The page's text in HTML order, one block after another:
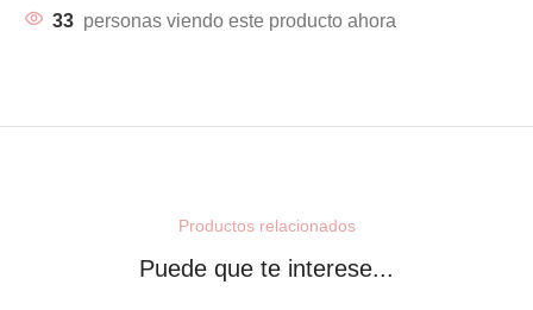
33 personas viendo este producto ahora
Productos relacionados
Puede que te interese...